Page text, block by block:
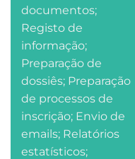
documentos;
Registo de
informação;
Preparação de
dossiês; Preparação
de processos de
inscrição; Envio de
emails; Relatórios
estatísticos;